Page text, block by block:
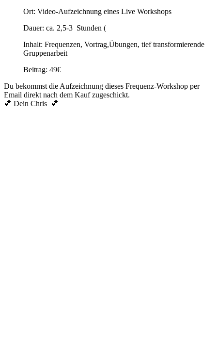
Ort: Video-Aufzeichnung eines Live Workshops
Dauer: ca. 2,5-3 Stunden (
Inhalt: Frequenzen, Vortrag,Übungen, tief transformierende
Gruppenarbeit
Beitrag: 49€
Du bekommst die Aufzeichnung dieses Frequenz-Workshop per
Email direkt nach dem Kauf zugeschickt.
💕 Dein Chris 💕